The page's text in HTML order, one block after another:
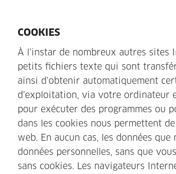
COOKIES
À l’instar de nombreux autres sites
petits fichiers texte qui sont
ainsi d’obtenir automatiquement
d’exploitation, via votre ordinateur
pour exécuter des programmes ou
dans les cookies nous permettent
web. En aucun cas, les données
données personnelles, sans que
sans cookies. Les navigateurs